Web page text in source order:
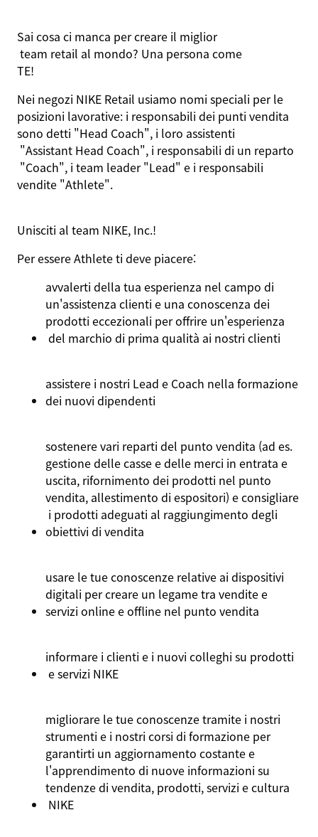
Sai cosa ci manca percreare il miglior
team retail al mondo? Una persona come
TE!
Nei negozi NIKE Retail usiamo nomi speciali per le
posizioni lavorative: i responsabili dei punti vendita
sono detti "Head Coach", i loro assistenti
"Assistant Head Coach", i responsabili di un reparto
"Coach", i team leader "Lead" e i responsabili
vendite "Athlete".
Unisciti al team NIKE, Inc.!
PeressereAthleteti deve piacere:
avvalerti della tua esperienza nel campo di
un'assistenza clienti e una conoscenza dei
prodotti eccezionali peroffrire un'esperienza
del marchio di prima qualità ai nostri clienti
assistere i nostri Lead e Coach nella formazione
dei nuovi dipendenti
sostenerevari reparti del punto vendita (ad es.
gestionedellecassee delle merci in entrata e
uscita, rifornimento dei prodotti nel punto
vendita, allestimento di espositori) econsigliare
i prodotti adeguati al raggiungimento degli
obiettivi di vendita
usare letueconoscenze relative ai dispositivi
digitali percreare un legametra venditee
servizi online e offline nel punto vendita
informare i clienti e i nuovi colleghi su prodotti
eservizi NIKE
migliorare letueconoscenzetramite i nostri
strumenti e i nostri corsi di formazione per
garantirti un aggiornamento costantee
l'apprendimento di nuove informazioni su
tendenzedi vendita, prodotti,servizi ecultura
NIKE